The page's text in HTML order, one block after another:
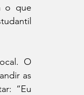
o que
O
as
“Eu